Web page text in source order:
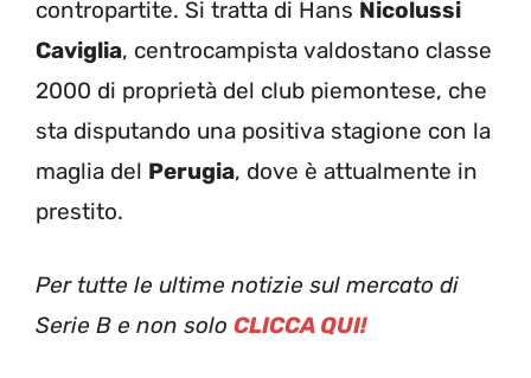
contropartite. Si tratta di Hans Nicolussi
Caviglia, centrocampista valdostano classe
2000 di proprietà del club piemontese, che
sta disputando una positiva stagione con la
maglia del Perugia, dove è attualmente in
prestito.
Per tutte le ultime notizie sul mercato di
Serie B e non solo CLICCA QUI!